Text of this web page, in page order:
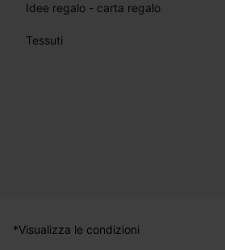
Idee regalo - carta regalo
Tessuti
*Visualizza le condizioni